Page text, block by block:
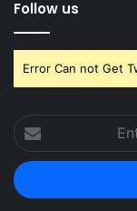
Follow us
Error Can not Get
Enter
your
Email
address